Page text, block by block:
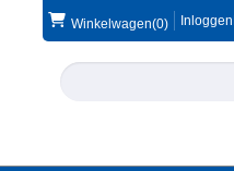
Winkelwagen(0) Inloggen